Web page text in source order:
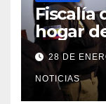
Fiscalía
hogar
Caja
28 DE
NOTICIAS